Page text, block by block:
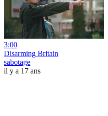
3:00
Disarming Britain
sabotage
il y a 17 ans